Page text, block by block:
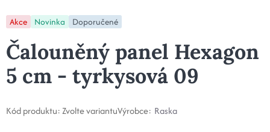
Akce Novinka Doporučené
Čalouněný panel Hexagon
5 cm - tyrkysová 09
Kód produktu:Zvolte variantuVýrobce: Raska